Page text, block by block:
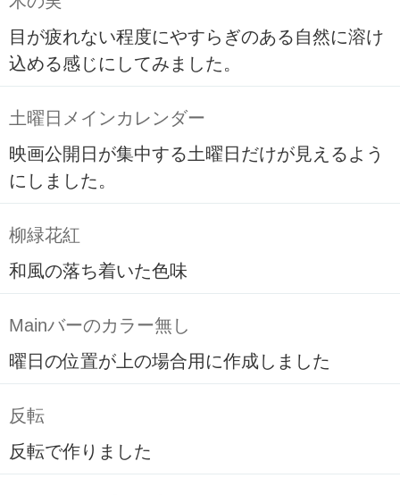
目が疲れない程度にやすらぎのある自然に溶け
込める感じにしてみました。
土曜日メインカレンダー
映画公開日が集中する土曜日だけが見えるよう
にしました。
柳緑花紅
和風の落ち着いた色味
Mainバーのカラー無し
曜日の位置が上の場合用に作成しました
反転
反転で作りました